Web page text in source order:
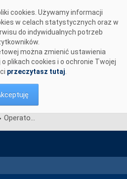
cookies. Używamy informacji
w celach statystycznych oraz w
do indywidualnych potrzeb
można zmienić ustawienia
plikach cookies i o ochronie Twojej
przeczytasz tutaj
Operatorzy systemów przesyłowych analizują wniosek Ukrenergo o synchronizację